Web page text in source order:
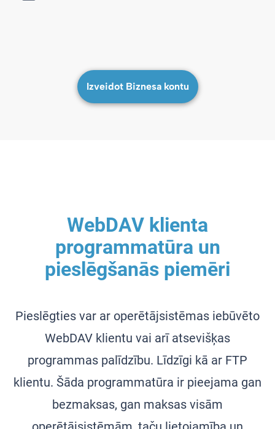
Izveidot Biznesa kontu
WebDAV klienta
programmatūra un
pieslēgšanās piemēri
Pieslēgties var ar operētājsistēmas iebūvēto
WebDAV klientu vai arī atsevišķas
programmas palīdzību. Līdzīgi kā ar FTP
klientu. Šāda programmatūra ir pieejama gan
bezmaksas, gan maksas visām